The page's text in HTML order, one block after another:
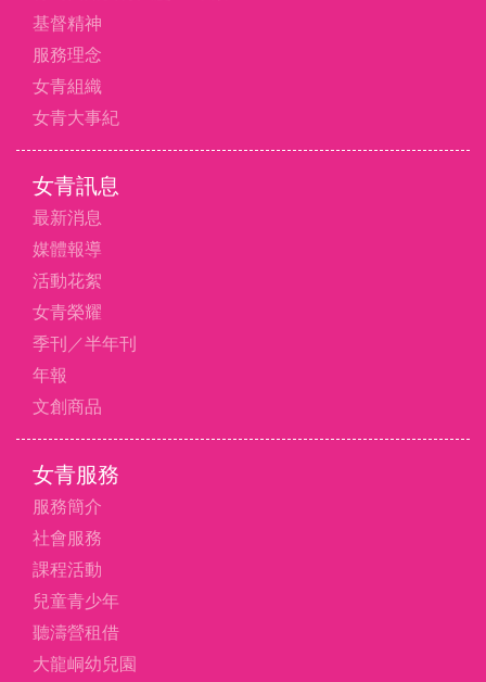
基督精神
服務理念
女青組織
女青大事紀
女青訊息
最新消息
媒體報導
活動花絮
女青榮耀
季刊／半年刊
年報
文創商品
女青服務
服務簡介
社會服務
課程活動
兒童青少年
聽濤營租借
大龍峒幼兒園